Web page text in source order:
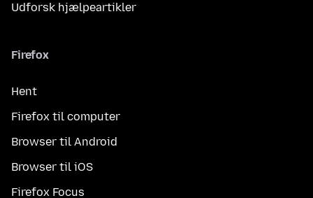
Udforsk hjælpeartikler
Firefox
Hent
Firefox til computer
Browser til Android
Browser til iOS
Firefox Focus